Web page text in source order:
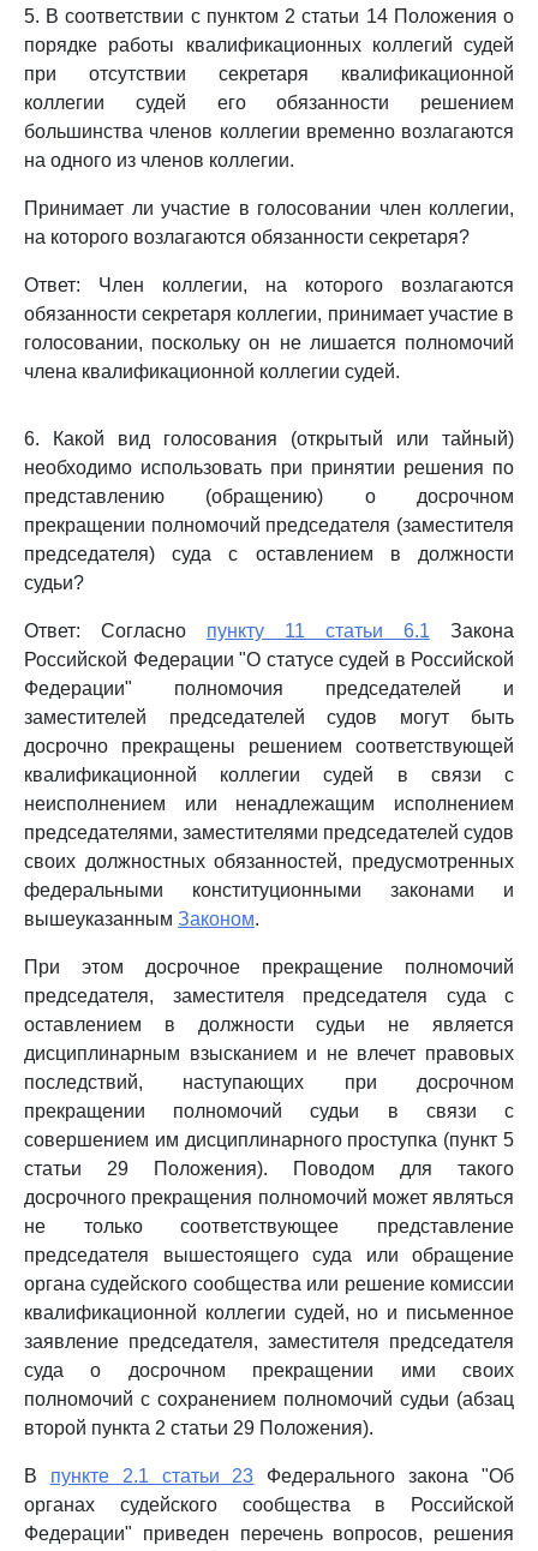
5. В соответствии с пунктом 2 статьи 14 Положения о
порядке работы квалификационных коллегий судей
при отсутствии секретаря квалификационной
коллегии судей его обязанности решением
большинства членов коллегии временно возлагаются
на одного из членов коллегии.
Принимает ли участие в голосовании член коллегии,
на которого возлагаются обязанности секретаря?
Ответ: Член коллегии, на которого возлагаются
обязанности секретаря коллегии, принимает участие в
голосовании, поскольку он не лишается полномочий
члена квалификационной коллегии судей.
6. Какой вид голосования (открытый или тайный)
необходимо использовать при принятии решения по
представлению (обращению) о досрочном
прекращении полномочий председателя (заместителя
председателя) суда с оставлением в должности
судьи?
Ответ: Согласно пункту 11 статьи 6.1 Закона
Российской Федерации "О статусе судей в Российской
Федерации" полномочия председателей и
заместителей председателей судов могут быть
досрочно прекращены решением соответствующей
квалификационной коллегии судей в связи с
неисполнением или ненадлежащим исполнением
председателями, заместителями председателей судов
своих должностных обязанностей, предусмотренных
федеральными конституционными законами и
вышеуказанным Законом.
При этом досрочное прекращение полномочий
председателя, заместителя председателя суда с
оставлением в должности судьи не является
дисциплинарным взысканием и не влечет правовых
последствий, наступающих при досрочном
прекращении полномочий судьи в связи с
совершением им дисциплинарного проступка (пункт 5
статьи 29 Положения). Поводом для такого
досрочного прекращения полномочий может являться
не только соответствующее представление
председателя вышестоящего суда или обращение
органа судейского сообщества или решение комиссии
квалификационной коллегии судей, но и письменное
заявление председателя, заместителя председателя
суда о досрочном прекращении ими своих
полномочий с сохранением полномочий судьи (абзац
второй пункта 2 статьи 29 Положения).
В пункте 2.1 статьи 23 Федерального закона "Об
органах судейского сообщества в Российской
Федерации" приведен перечень вопросов, решения